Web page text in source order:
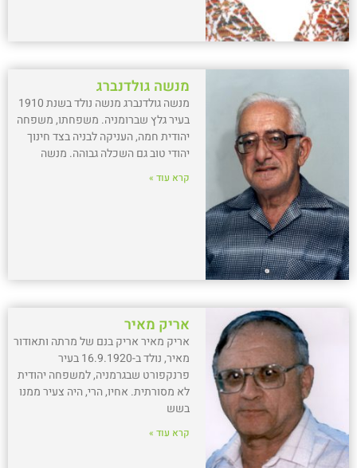
מנשה גולדנברג
מנשה גולדנברג מנשה נולד בשנת 1910
בעיר גלץ שברומניה. משפחתו, משפחה
יהודית חמה, העניקה לבניה בצד חינוך
יהודי טוב גם השכלה גבוהה. מנשה
קרא עוד »
אריק מאיר
אריק מאיר אריק בנם של מרתה ותאודור
מאיר, נולד ב-16.9.1920 בעיר
פרנקפורט שבגרמניה, למשפחה יהודית
לא מסורתית. אחיו, הרי, היה צעיר ממנו
בשש
קרא עוד »